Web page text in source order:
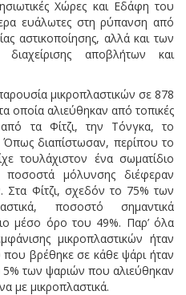
Χώρες και Εδάφη του
ευάλωτες στη ρύπανση από
αστικοποίησης, αλλά και των
αποβλήτων και
μικροπλαστικών σε 878
οποία αλιεύθηκαν από τοπικές
από τα Φίτζι, την Τόνγκα, το
διαπίστωσαν, περίπου το
τουλάχιστον ένα σωματίδιο
μόλυνσης διέφεραν
Στα Φίτζι, σχεδόν το 75% των
ποσοστό σημαντικά
μέσο όρο του 49%. Παρ’ όλα
μικροπλαστικών ήταν
βρέθηκε σε κάθε ψάρι ήταν
5% των ψαριών που αλιεύθηκαν
με μικροπλαστικά.